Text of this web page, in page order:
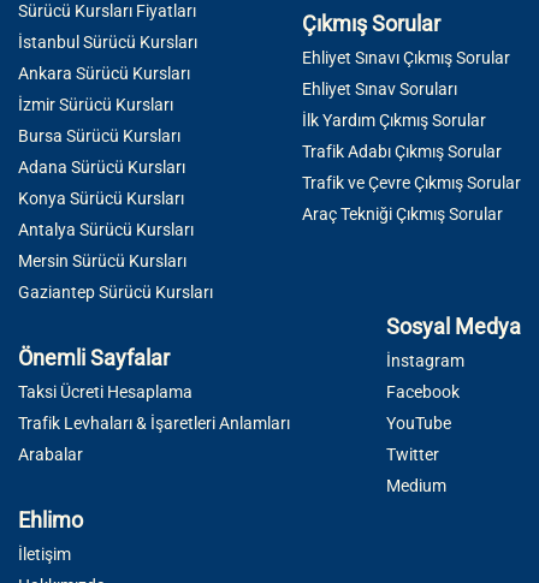
Sürücü Kursları Fiyatları
İstanbul Sürücü Kursları
Ankara Sürücü Kursları
İzmir Sürücü Kursları
Bursa Sürücü Kursları
Adana Sürücü Kursları
Konya Sürücü Kursları
Antalya Sürücü Kursları
Mersin Sürücü Kursları
Gaziantep Sürücü Kursları
Çıkmış Sorular
Ehliyet Sınavı Çıkmış Sorular
Ehliyet Sınav Soruları
İlk Yardım Çıkmış Sorular
Trafik Adabı Çıkmış Sorular
Trafik ve Çevre Çıkmış Sorular
Araç Tekniği Çıkmış Sorular
Önemli Sayfalar
Taksi Ücreti Hesaplama
Trafik Levhaları & İşaretleri Anlamları
Arabalar
Sosyal Medya
İnstagram
Facebook
YouTube
Twitter
Medium
Ehlimo
İletişim